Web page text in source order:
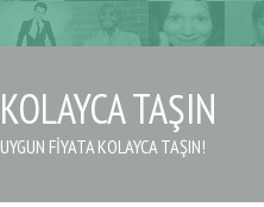
KOLAYCA TAŞIN
UYGUN FIYATA KOLAYCA TAŞIN!